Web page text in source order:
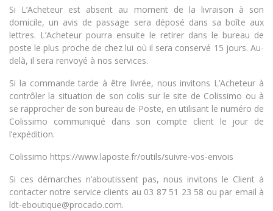
Si L’Acheteur est absent au moment de la livraison à son
domicile, un avis de passage sera déposé dans sa boîte aux
lettres. L’Acheteur pourra ensuite le retirer dans le bureau de
poste le plus proche de chez lui où il sera conservé 15 jours. Au-
delà, il sera renvoyé à nos services.
Si la commande tarde à être livrée, nous invitons L’Acheteur à
contrôler la situation de son colis sur le site de Colissimo ou à
se rapprocher de son bureau de Poste, en utilisant le numéro de
Colissimo communiqué dans son compte client le jour de
l’expédition.
Colissimo https://www.laposte.fr/outils/suivre-vos-envois
Si ces démarches n’aboutissent pas, nous invitons le Client à
contacter notre service clients au 03 87 51 23 58 ou par email à
ldt-eboutique@procado.com.